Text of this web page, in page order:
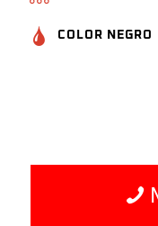
COLOR NEGRO